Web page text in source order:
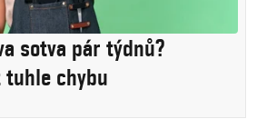
sotva pár týdnů?
tuhle chybu